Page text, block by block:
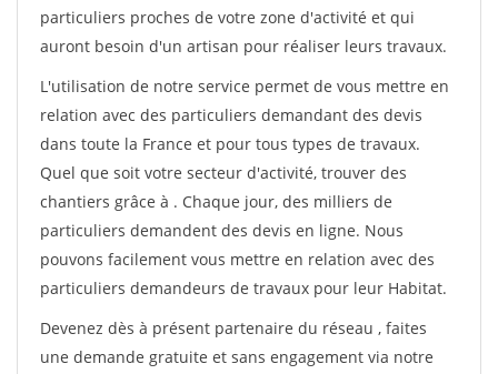
particuliers proches de votre zone d'activité et qui
auront besoin d'un artisan pour réaliser leurs travaux.
L'utilisation de notre service permet de vous mettre en
relation avec des particuliers demandant des devis
dans toute la France et pour tous types de travaux.
Quel que soit votre secteur d'activité, trouver des
chantiers grâce à . Chaque jour, des milliers de
particuliers demandent des devis en ligne. Nous
pouvons facilement vous mettre en relation avec des
particuliers demandeurs de travaux pour leur Habitat.
Devenez dès à présent partenaire du réseau , faites
une demande gratuite et sans engagement via notre